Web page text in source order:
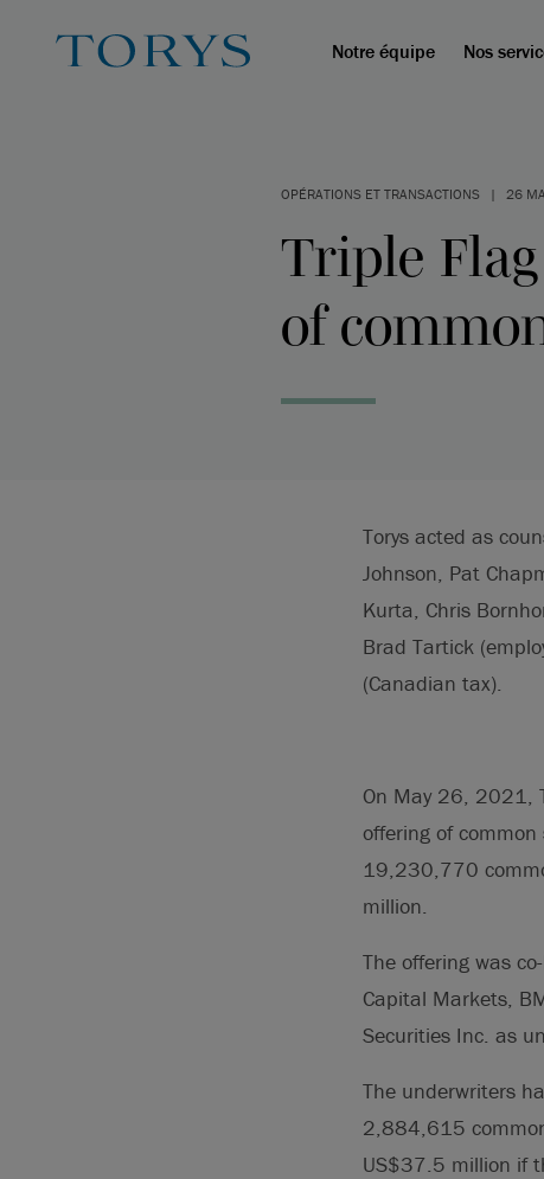
Notre équipe Nos
OPÉRATIONS ET TRANSACTIONS | 26
Triple
of
Torys acted as
Johnson, Pat
Kurta, Chris
Brad Tartick
(Canadian tax).
On May 26, 2021,
offering of
19,230,770
million.
The offering was
Capital Markets,
Securities Inc. as
The underwriters
2,884,615
US$37.5 million if